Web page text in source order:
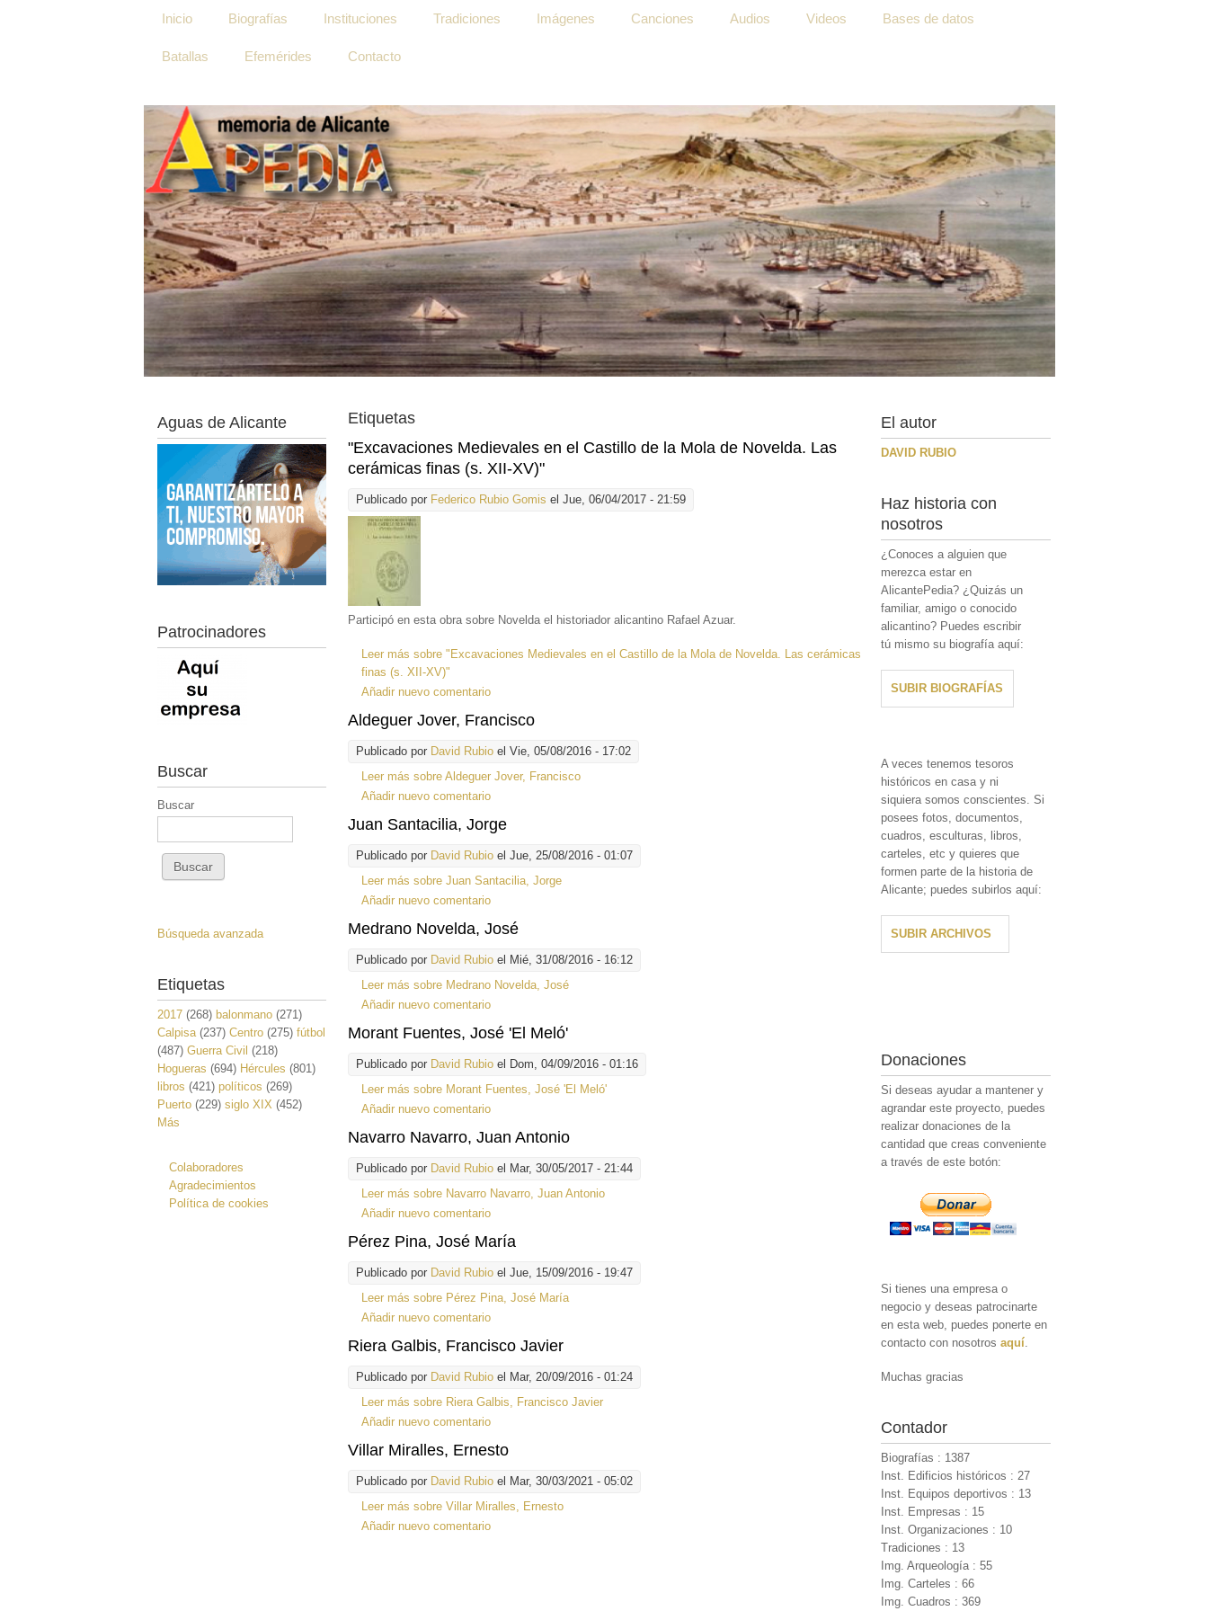
Inicio Biografías Instituciones Tradiciones Imágenes Canciones Audios Videos Bases de datos
Batallas Efemérides Contacto
Etiquetas
"Excavaciones Medievales en el Castillo de la Mola de Novelda. Las
cerámicas finas (s. XII-XV)"
Publicado por Federico Rubio Gomis el Jue, 06/04/2017 - 21:59
Participó en esta obra sobre Novelda el historiador alicantino Rafael Azuar.
Leer más sobre "Excavaciones Medievales en el Castillo de la Mola de Novelda. Las cerámicas
finas (s. XII-XV)"
Añadir nuevo comentario
Aldeguer Jover, Francisco
Publicado por David Rubio el Vie, 05/08/2016 - 17:02
Leer más sobre Aldeguer Jover, Francisco
Añadir nuevo comentario
Juan Santacilia, Jorge
Publicado por David Rubio el Jue, 25/08/2016 - 01:07
Leer más sobre Juan Santacilia, Jorge
Añadir nuevo comentario
Medrano Novelda, José
Publicado por David Rubio el Mié, 31/08/2016 - 16:12
Leer más sobre Medrano Novelda, José
Añadir nuevo comentario
Morant Fuentes, José 'El Meló'
Publicado por David Rubio el Dom, 04/09/2016 - 01:16
Leer más sobre Morant Fuentes, José 'El Meló'
Añadir nuevo comentario
Navarro Navarro, Juan Antonio
Publicado por David Rubio el Mar, 30/05/2017 - 21:44
Leer más sobre Navarro Navarro, Juan Antonio
Añadir nuevo comentario
Pérez Pina, José María
Publicado por David Rubio el Jue, 15/09/2016 - 19:47
Leer más sobre Pérez Pina, José María
Añadir nuevo comentario
Riera Galbis, Francisco Javier
Publicado por David Rubio el Mar, 20/09/2016 - 01:24
Leer más sobre Riera Galbis, Francisco Javier
Añadir nuevo comentario
Villar Miralles, Ernesto
Publicado por David Rubio el Mar, 30/03/2021 - 05:02
Leer más sobre Villar Miralles, Ernesto
Añadir nuevo comentario
Aguas de Alicante
Patrocinadores
Buscar
Buscar
Búsqueda avanzada
Etiquetas
2017 (268) balonmano (271)
Calpisa (237) Centro (275) fútbol
(487) Guerra Civil (218)
Hogueras (694) Hércules (801)
libros (421) políticos (269)
Puerto (229) siglo XIX (452)
Más
Colaboradores
Agradecimientos
Política de cookies
El autor
DAVID RUBIO
Haz historia con
nosotros
¿Conoces a alguien que
merezca estar en
AlicantePedia? ¿Quizás un
familiar, amigo o conocido
alicantino? Puedes escribir
tú mismo su biografía aquí:
SUBIR BIOGRAFÍAS
A veces tenemos tesoros
históricos en casa y ni
siquiera somos conscientes. Si
posees fotos, documentos,
cuadros, esculturas, libros,
carteles, etc y quieres que
formen parte de la historia de
Alicante; puedes subirlos aquí:
SUBIR ARCHIVOS
Donaciones
Si deseas ayudar a mantener y
agrandar este proyecto, puedes
realizar donaciones de la
cantidad que creas conveniente
a través de este botón:
Si tienes una empresa o
negocio y deseas patrocinarte
en esta web, puedes ponerte en
contacto con nosotrosaquí.
Muchas gracias
Contador
Biografías : 1387
Inst. Edificios históricos : 27
Inst. Equipos deportivos : 13
Inst. Empresas : 15
Inst. Organizaciones : 10
Tradiciones : 13
Img. Arqueología : 55
Img. Carteles : 66
Img. Cuadros : 369